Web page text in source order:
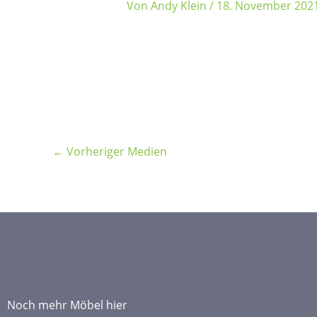
Von Andy Klein / 18. November 2021
← Vorheriger Medien
Noch mehr Möbel hier